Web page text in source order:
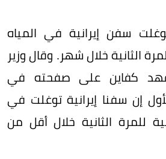
سفن إيرانية في المياه
الثانية خلال شهر. وقال وزير
فهد كفاين على صفحته في
إن سفنا إيرانية توغلت في
للمرة الثانية خلال أقل من